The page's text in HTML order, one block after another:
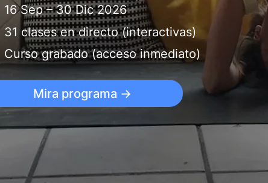
grabado (acceso inmediato)
clases en directo (interactivas)
Sep – 30 Dic 2026
Mira programa →